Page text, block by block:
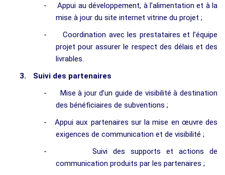
-
Appui au développement, à l’alimentation et à la
mise à jour du site internet vitrine du projet ;
-
Coordination avec les prestataires et l’équipe
projet pour assurer le respect des délais et des
livrables.
3.
Suivi des partenaires
-
Mise à jour d’un guide de visibilité à destination
des bénéficiaires de subventions ;
-
Appui aux partenaires sur la mise en œuvre des
exigences de communication et de visibilité ;
-
Suivi des supports et actions de
communication produits par les partenaires ;